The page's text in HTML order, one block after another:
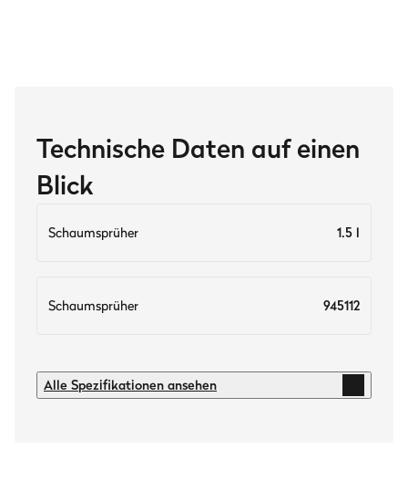
Technische Daten auf einen
Blick
Schaumsprüher 1.5 l
Schaumsprüher 945112
Füllmenge
Alle Spezifikationen ansehen